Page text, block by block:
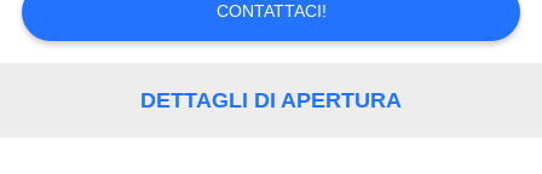
MAPPA
CONTATTACI!
DETTAGLI DI APERTURA